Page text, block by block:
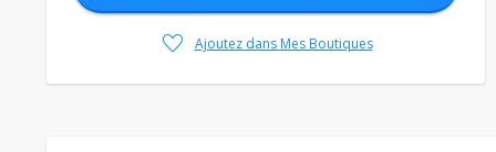
favorite
Ajoutez dans Mes Boutiques